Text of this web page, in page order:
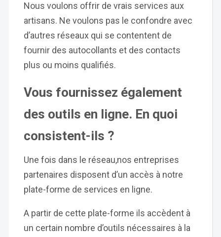
Nous voulons offrir de vrais services aux
artisans. Ne voulons pas le confondre avec
d’autres réseaux qui se contentent de
fournir des autocollants et des contacts
plus ou moins qualifiés.
Vous fournissez également
des outils en ligne. En quoi
consistent-ils ?
Une fois dans le réseau,nos entreprises
partenaires disposent d’un accès à notre
plate-forme de services en ligne.
A partir de cette plate-forme ils accèdent à
un certain nombre d’outils nécessaires à la